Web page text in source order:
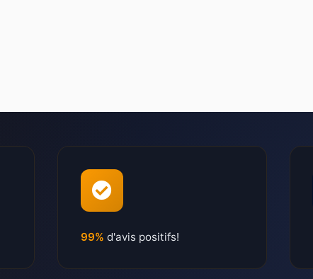
99% d'avis positifs!